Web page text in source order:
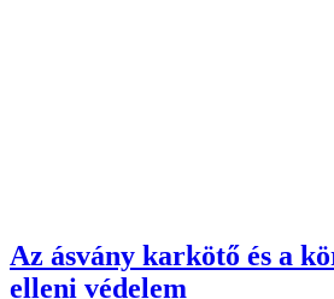
Az ásvány karkötő és a
elleni védelem